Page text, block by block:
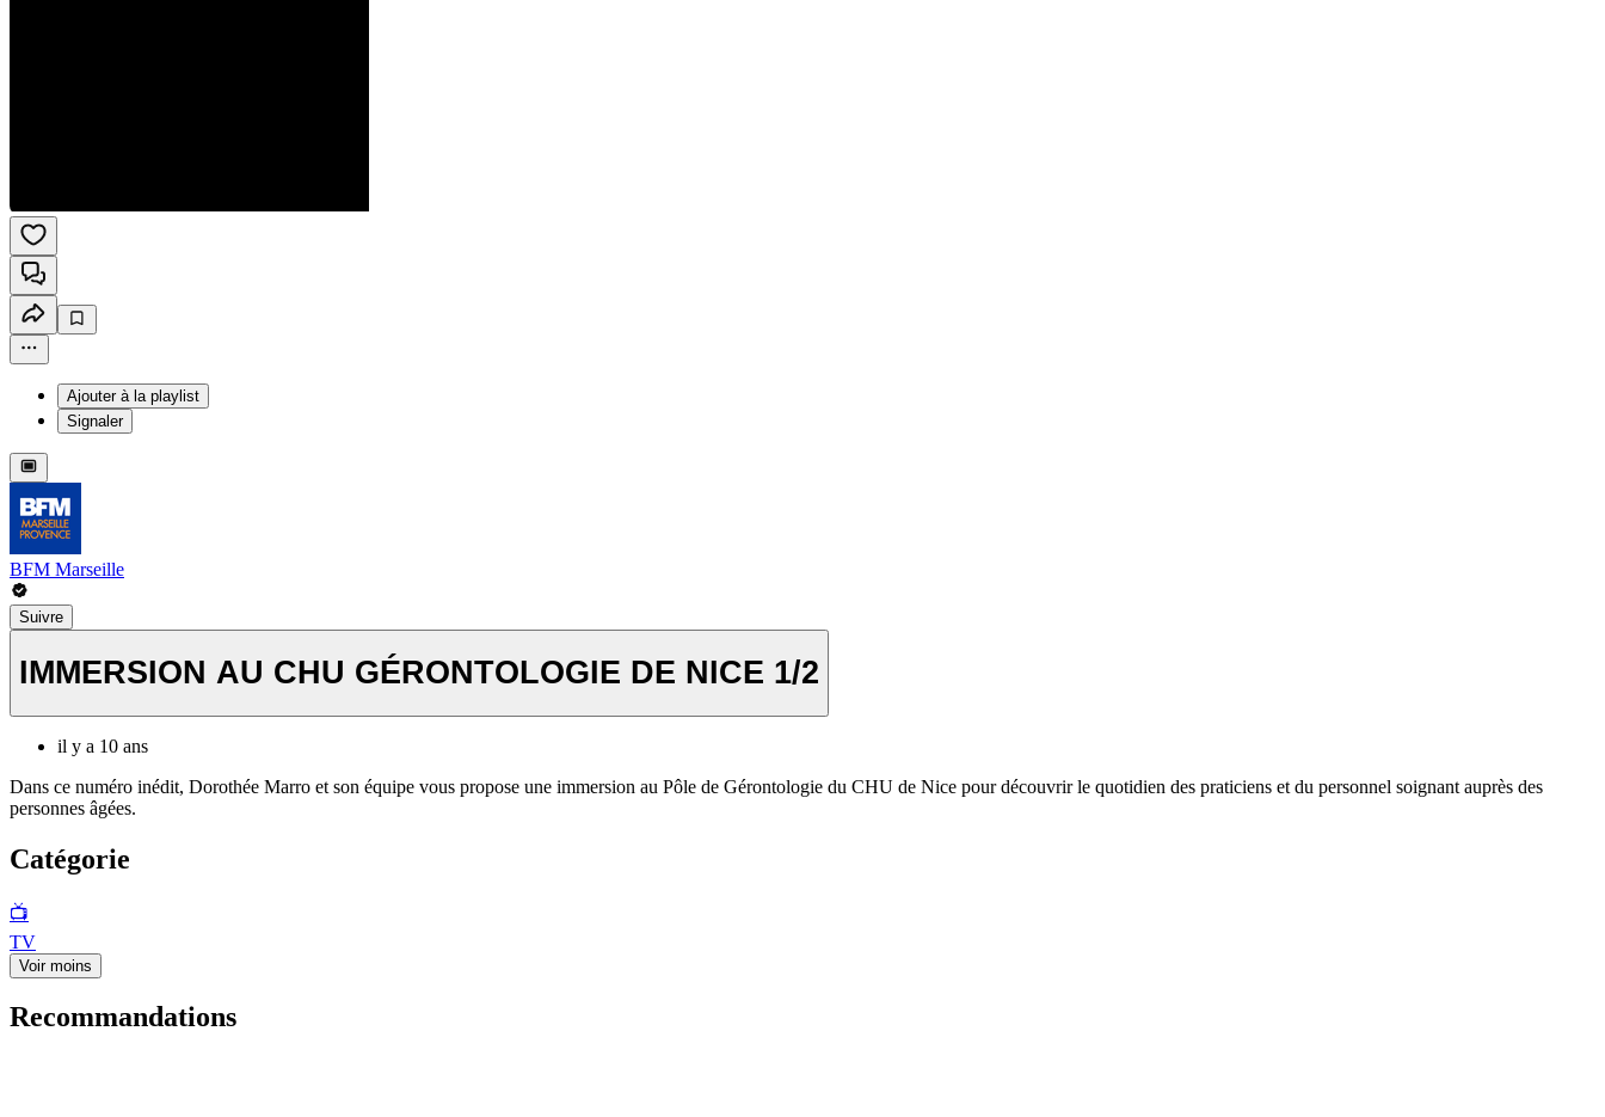
Ajouter à la playlist
Signaler
BFM Marseille
Suivre
IMMERSION AU CHU GÉRONTOLOGIE DE NICE 1/2
il y a 10 ans
Dans ce numéro inédit, Dorothée Marro et son équipe vous propose une immersion au Pôle de Gérontologie du CHU de Nice pour découvrir le quotidien des praticiens et du personnel soignant auprès des
personnes âgées.
Catégorie
📺
TV
Voir moins
Recommandations